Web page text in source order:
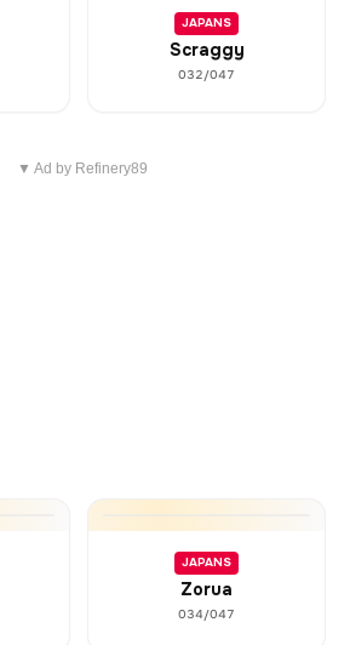
JAPANS
Scraggy
032/047
▼ Ad by Refinery89
JAPANS
Zorua
034/047